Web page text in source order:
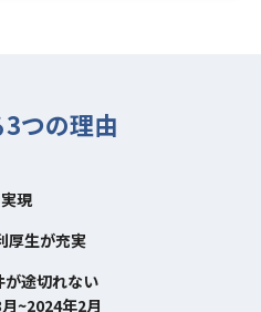
つの理由
現
厚生が充実
が途切れない
~2024年2月